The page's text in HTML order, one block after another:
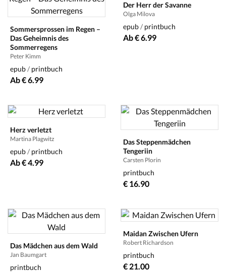
Sommersprossen im Regen –
Das Geheimnis des
Sommerregens
Peter Kimm
epub/ printbuch
Ab € 6.99
Der Herr der Savanne
Olga Milova
epub/ printbuch
Ab € 6.99
Herz verletzt
Martina Plagwitz
epub/ printbuch
Ab € 4.99
Das Steppenmädchen
Tengeriin
Carsten Plorin
printbuch
€ 16.90
Das Mädchen aus dem Wald
Jan Baumgart
printbuch
Maidan Zwischen Ufern
Robert Richardson
printbuch
€ 21.00